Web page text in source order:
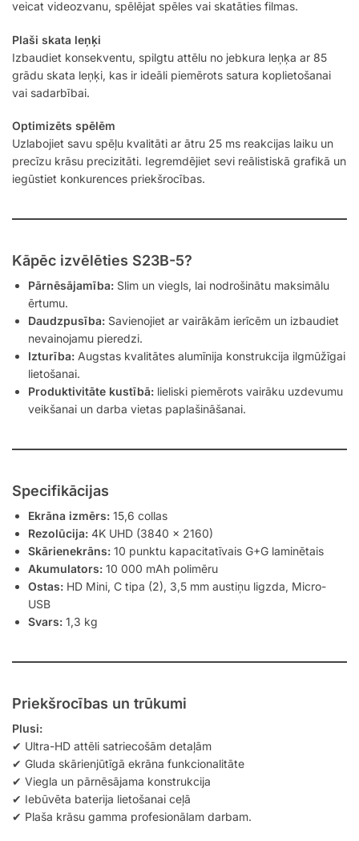
veicat videozvanu, spēlējat spēles vai skatāties filmas.
Plaši skata leņķi
Izbaudiet konsekventu, spilgtu attēlu no jebkura leņķa ar 85
grādu skata leņķi, kas ir ideāli piemērots satura koplietošanai
vai sadarbībai.
Optimizēts spēlēm
Uzlabojiet savu spēļu kvalitāti ar ātru 25 ms reakcijas laiku un
precīzu krāsu precizitāti. Iegremdējiet sevi reālistiskā grafikā un
iegūstiet konkurences priekšrocības.
Kāpēc izvēlēties S23B-5?
Pārnēsājamība: Slim un viegls, lai nodrošinātu maksimālu
ērtumu.
Daudzpusība: Savienojiet ar vairākām ierīcēm un izbaudiet
nevainojamu pieredzi.
Izturība: Augstas kvalitātes alumīnija konstrukcija ilgmūžīgai
lietošanai.
Produktivitāte kustībā: lieliski piemērots vairāku uzdevumu
veikšanai un darba vietas paplašināšanai.
Specifikācijas
Ekrāna izmērs: 15,6 collas
Rezolūcija: 4K UHD (3840 x 2160)
Skārienekrāns: 10 punktu kapacitatīvais G+G laminētais
Akumulators: 10 000 mAh polimēru
Ostas: HD Mini, C tipa (2), 3,5 mm austiņu ligzda, Micro-
USB
Svars: 1,3 kg
Priekšrocības un trūkumi
Plusi:
✔ Ultra-HD attēli satriecošām detaļām
✔ Gluda skārienjūtīgā ekrāna funkcionalitāte
✔ Viegla un pārnēsājama konstrukcija
✔ Iebūvēta baterija lietošanai ceļā
✔ Plaša krāsu gamma profesionālam darbam.